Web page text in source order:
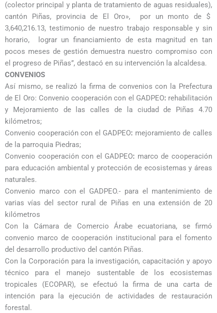
(colector principal y planta de tratamiento de aguas residuales),
cantón Piñas, provincia de El Oro», por un monto de $
3,640,216.13, testimonio de nuestro trabajo responsable y sin
horario, lograr un financiamiento de esta magnitud en tan
pocos meses de gestión demuestra nuestro compromiso con
el progreso de Piñas”, destacó en su intervención la alcaldesa.
CONVENIOS
Así mismo, se realizó la firma de convenios con la Prefectura
de El Oro: Convenio cooperación con el GADPEO: rehabilitación
y Mejoramiento de las calles de la ciudad de Piñas 4.70
kilómetros;
Convenio cooperación con el GADPEO: mejoramiento de calles
de la parroquia Piedras;
Convenio cooperación con el GADPEO: marco de cooperación
para educación ambiental y protección de ecosistemas y áreas
naturales.
Convenio marco con el GADPEO.- para el mantenimiento de
varias vías del sector rural de Piñas en una extensión de 20
kilómetros
Con la Cámara de Comercio Árabe ecuatoriana, se firmó
convenio marco de cooperación institucional para el fomento
del desarrollo productivo del cantón Piñas.
Con la Corporación para la investigación, capacitación y apoyo
técnico para el manejo sustentable de los ecosistemas
tropicales (ECOPAR), se efectuó la firma de una carta de
intención para la ejecución de actividades de restauración
forestal.